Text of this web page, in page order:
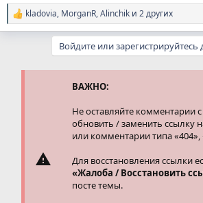
Р
е
kladovia, MorganR,Alinchik и 2 других
Войдите или зарегистрируйтесь
ВАЖНО:
Не оставляйте комментарии
обновить / заменить ссылку
или комментарии типа
Для восстановления ссылки
«Жалоба / Восстановить
посте темы.